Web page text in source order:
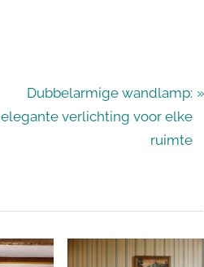
N
e
o
t
Dubbelarmige wandlamp:
elegante verlichting voor elke
ruimte